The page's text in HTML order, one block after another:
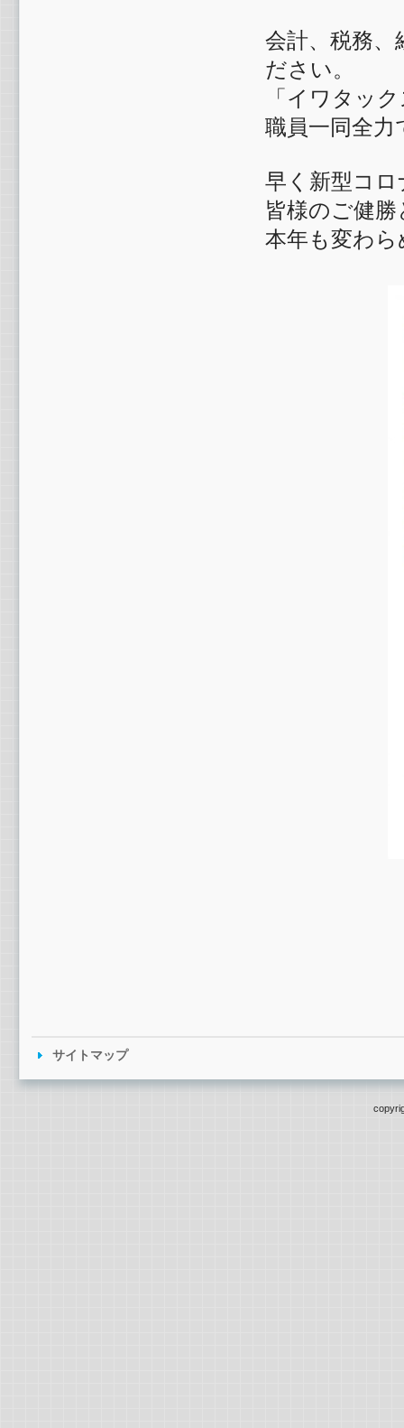
会計、税務
ださい。
「イワタッ
職員一同全
早く新型コ
皆様のご健
本年も変わ
サイトマップ